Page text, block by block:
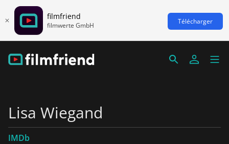
filmfriend
filmwerte GmbH Télécharger
Lisa Wiegand
IMDb